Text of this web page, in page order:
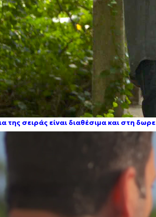
της σειράς είναι διαθέσιμα και στη